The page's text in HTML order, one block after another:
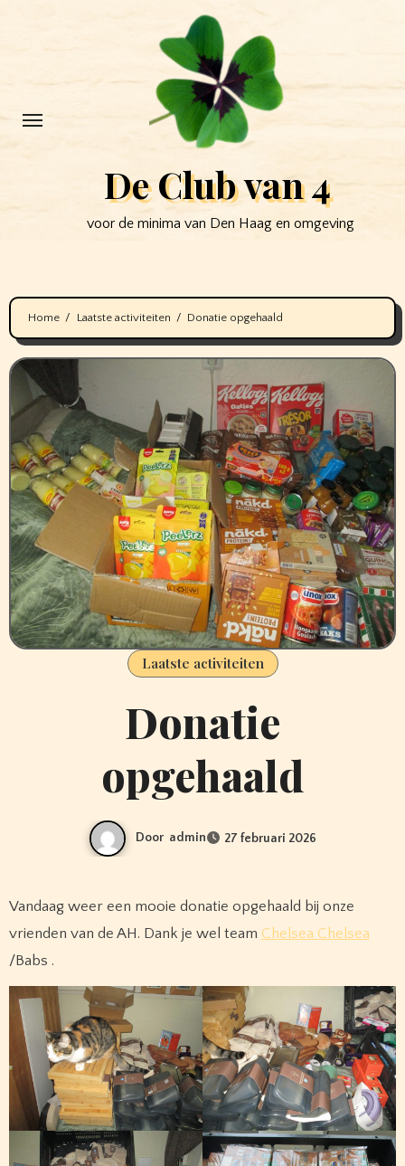
De Club van 4
voor de minima van Den Haag en omgeving
Home Laatste activiteiten Donatie opgehaald
Laatste activiteiten
Donatie
opgehaald
Door admin 27 februari 2026
Vandaag weer een mooie donatie opgehaald bij onze
vrienden van de AH. Dank je wel team Chelsea Chelsea
/Babs .